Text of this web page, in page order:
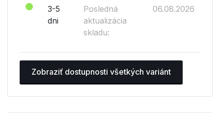
3-5
dni
Posledná
aktualizácia
skladu:
06.08.2026
Zobraziť dostupnosti všetkých variánt